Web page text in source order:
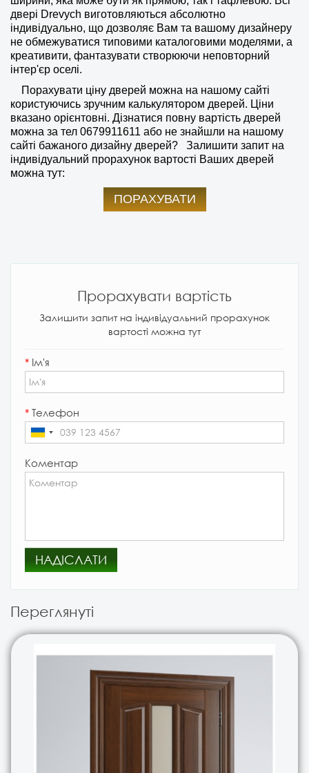
двері Drevych виготовляються абсолютно
індивідуально, що дозволяє Вам та вашому дизайнеру
не обмежуватися типовими каталоговими моделями, а
креативити, фантазувати створюючи неповторний
інтер'єр оселі.
Порахувати ціну дверей можна на нашому сайті
користуючись зручним калькулятором дверей. Ціни
вказано орієнтовні. Дізнатися повну вартість дверей
можна за тел 0679911611 або не знайшли на нашому
сайті бажаного дизайну дверей?
Залишити запит на
індивідуальний прорахунок вартості Ваших дверей
можна тут:
ПОРАХУВАТИ
Прорахувати вартість
Залишити запит на індивідуальний прорахунок
вартості можна тут
* Ім'я
* Телефон
Коментар
НАДІСЛАТИ
Переглянуті